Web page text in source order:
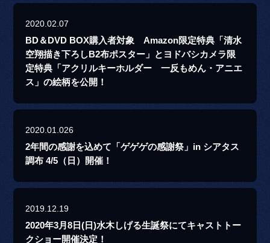
2020.02.07
BD＆DVD BOX購入者対象 Amazon限定特典「清水
空翔描き下ろしB2布ポスター」とヨドバシカメラ限
定特典「アクリルキーホルダー 一反もめん・アニエ
ス」の絵柄を公開！
2020.01.026
2年間の感謝を込めて「ゲゲゲの感謝祭」in シアタス
調布 4/5（日）開催！
2019.12.19
2020年3月8日(日)水木しげる生誕祭にてキャストトー
クショー開催決定！